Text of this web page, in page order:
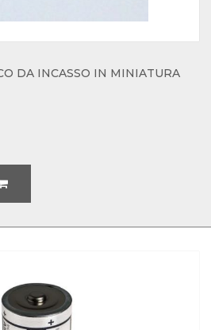
DA INCASSO IN MINIATURA